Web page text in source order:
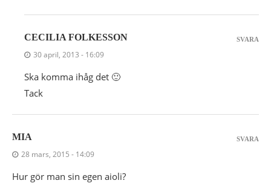
CECILIA FOLKESSON
30 april, 2013 - 16:09
Ska komma ihåg det 🙂
Tack
SVARA
MIA
28 mars, 2015 - 14:09
Hur gör man sin egen aioli?
SVARA